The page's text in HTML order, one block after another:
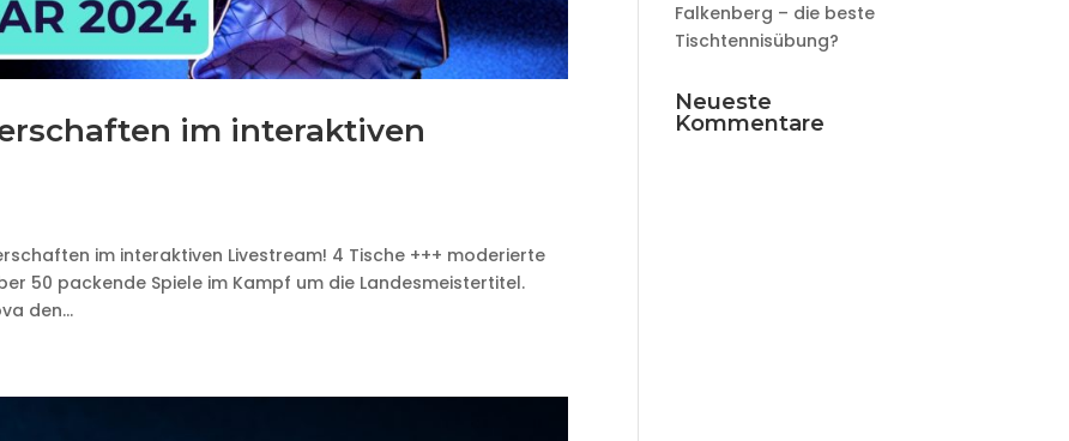
im interaktiven
im interaktiven Livestream! 4 Tische +++ moderierte
50 packende Spiele im Kampf um die Landesmeistertitel.
den...
Falkenberg – die beste
Tischtennisübung?
Neueste
Kommentare